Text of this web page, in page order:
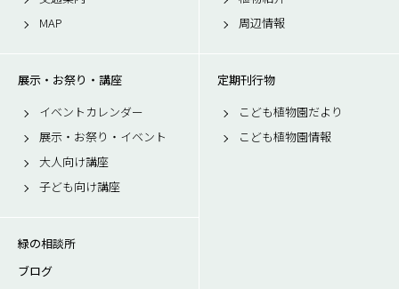
MAP
周辺情報
展示・お祭り・講座
イベントカレンダー
展示・お祭り・イベント
大人向け講座
子ども向け講座
定期刊行物
こども植物園だより
こども植物園情報
緑の相談所
ブログ